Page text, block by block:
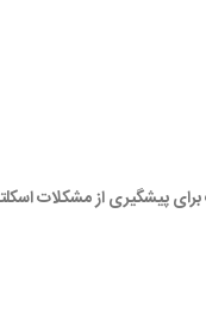
پیشگیری از مشکلات